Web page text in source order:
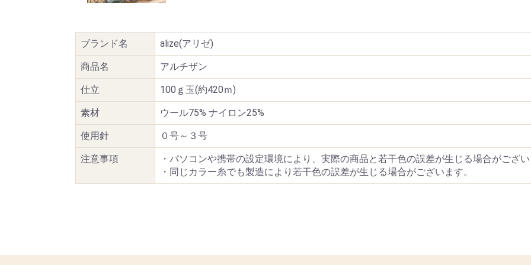
ブランド名 alize(アリゼ)
商品名 アルチザン
仕立 100ｇ玉(約420ｍ)
素材 ウール75% ナイロン25%
使用針 ０号～３号
注意事項
・パソコンや携帯の設定環境により、実際の商品と若干色の誤差が生じる場合がござ
・同じカラー糸でも製造により若干色の誤差が生じる場合がございます。